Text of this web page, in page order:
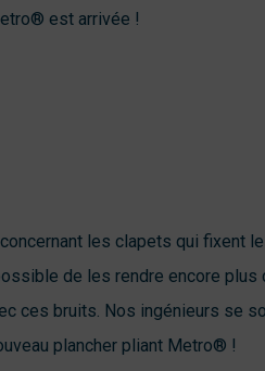
est arrivée !
les clapets qui fixent
de les rendre encore
ces bruits. Nos ingénieurs se
plancher pliant Metro® !